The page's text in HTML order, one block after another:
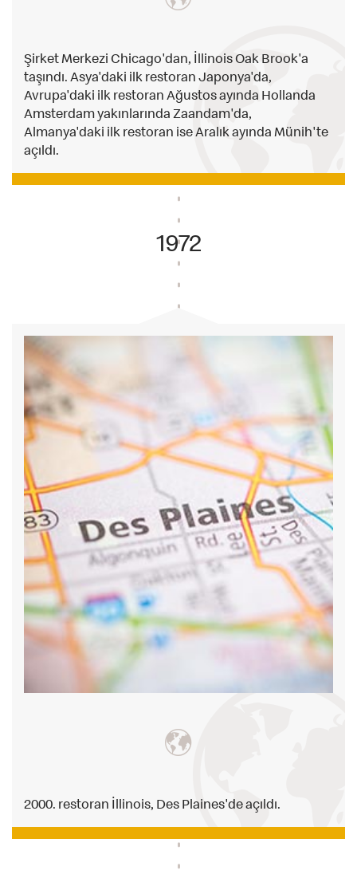
Şirket Merkezi Chicago'dan, İllinois Oak Brook'a
taşındı. Asya'daki ilk restoran Japonya'da,
Avrupa'daki ilk restoran Ağustos ayında Hollanda
Amsterdam yakınlarında Zaandam'da,
Almanya'daki ilk restoran ise Aralık ayında Münih'te
açıldı.
1972
2000. restoran İllinois, Des Plaines'de açıldı.